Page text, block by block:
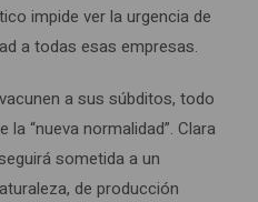
impide ver la urgencia de
a todas esas empresas.
a sus súbditos, todo
“nueva normalidad”. Clara
sometida a un
de producción